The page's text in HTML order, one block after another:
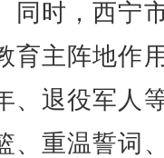
同时，西宁
育主阵地作
、退役军人
、重温誓词